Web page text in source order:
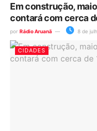
Em construção,
contará com cerca
por Rádio Aruanã 8 de
CIDADES